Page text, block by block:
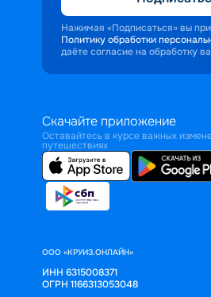
Нажимая «Подписаться» вы
Политику обработки
даёте согласие на обработку
Скачайте приложение
Оставайтесь в курсе важных
путешествиях
ООО «КРУИЗ.ОНЛАЙН»
ИНН 6315008371
ОГРН 1166313053048